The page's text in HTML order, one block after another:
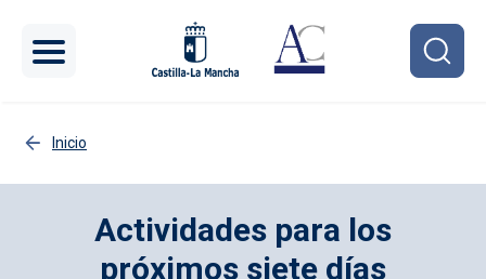
Inicio
Actividades para los
próximos siete días